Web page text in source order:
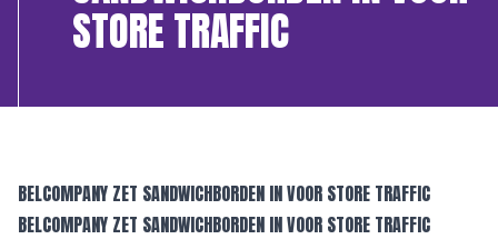
STORE TRAFFIC
BELCOMPANY ZET SANDWICHBORDEN IN VOOR STORE TRAFFIC
BELCOMPANY ZET SANDWICHBORDEN IN VOOR STORE TRAFFIC